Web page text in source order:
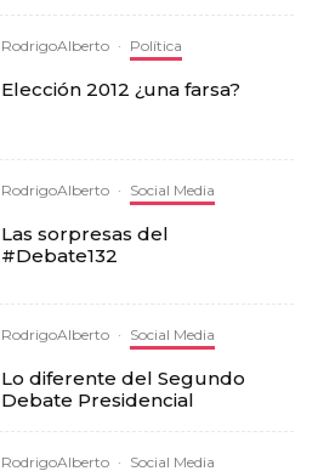
RodrigoAlberto · Política
Elección 2012 ¿una farsa?
RodrigoAlberto · Social Media
Las sorpresas del
#Debate132
RodrigoAlberto · Social Media
Lo diferente del Segundo
Debate Presidencial
RodrigoAlberto · Social Media